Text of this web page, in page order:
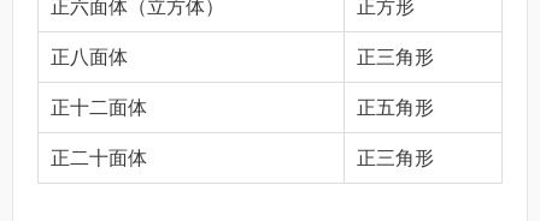
正六面体（立方体） 正方形
正八面体 正三角形
正十二面体 正五角形
正二十面体 正三角形